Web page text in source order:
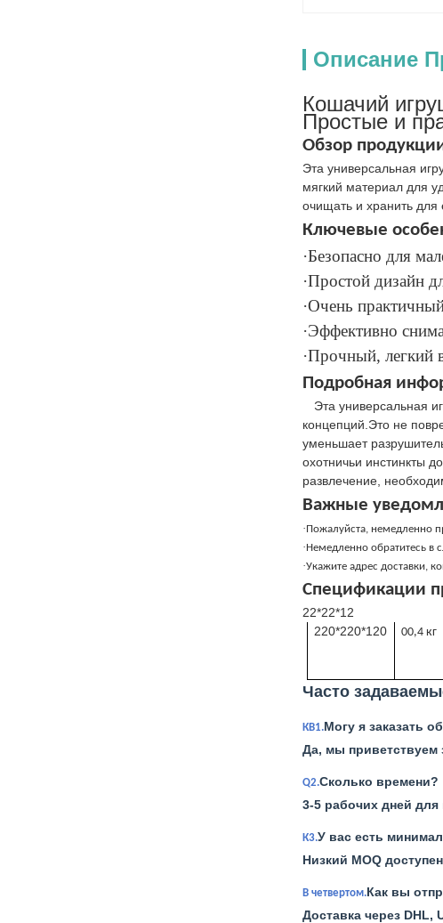
Описание
Кошачий
Простые и
Обзор
Эта универсальная
мягкий материал для
очищать и хранить для
Ключевые
·Безопасно для
·Простой дизайн
·Очень
·Эффективно
·Прочный, легкий
Подробная
Эта универсальная
концепций.Это не
уменьшает
охотничьи инстинкты
развлечение,
Важные
·Пожалуйста, немедленно
·Немедленно обратитесь в
·Укажите адрес доставки,
Спецификации
22*22*12
220*220*120
00,4 кг
Часто
КВ1.Могу я заказать
Да, мы приветствуем
Q2.Сколько времени?
3-5 рабочих дней для
К3.У вас есть
Низкий MOQ
В четвертом.Как вы
Доставка через DHL,